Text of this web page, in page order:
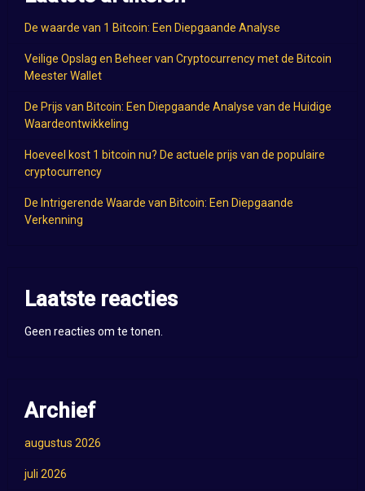
De waarde van 1 Bitcoin: Een Diepgaande Analyse
Veilige Opslag en Beheer van Cryptocurrency met de Bitcoin
Meester Wallet
De Prijs van Bitcoin: Een Diepgaande Analyse van de Huidige
Waardeontwikkeling
Hoeveel kost 1 bitcoin nu? De actuele prijs van de populaire
cryptocurrency
De Intrigerende Waarde van Bitcoin: Een Diepgaande
Verkenning
Laatste reacties
Geen reacties om te tonen.
Archief
augustus 2026
juli 2026